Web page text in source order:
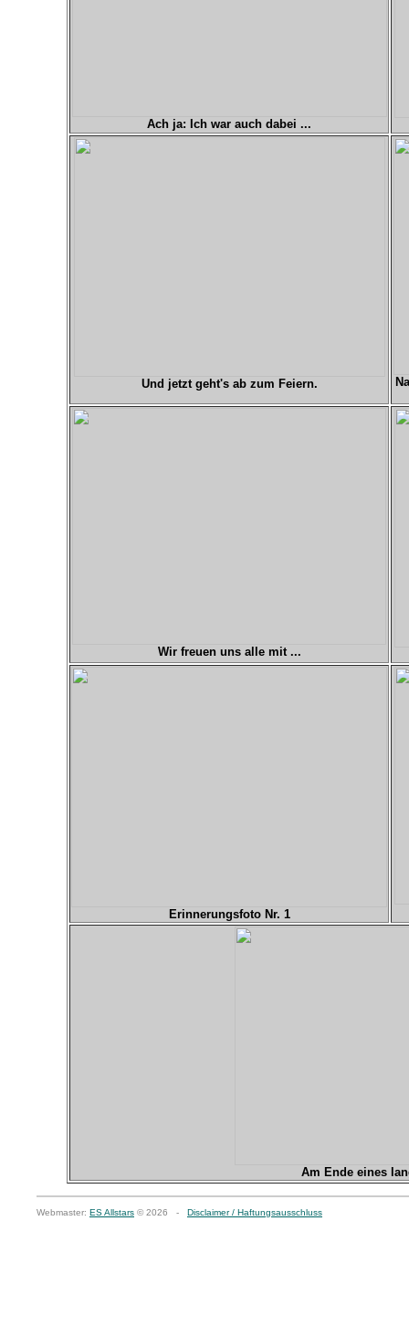
Ach ja: Ich war auch dabei ...
Und jetzt geht's ab zum Feiern.
Wir freuen uns alle mit ...
Erinnerungsfoto Nr. 1
Am Ende eines
Webmaster: ES Allstars © 2026 - Disclaimer / Haftungsausschluss